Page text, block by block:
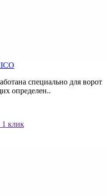
специально для ворот
определен..
клик